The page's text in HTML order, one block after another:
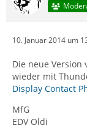
10. Januar 2014 um
Die neue Version
wieder mit
Display Contact
MfG
EDV Oldi